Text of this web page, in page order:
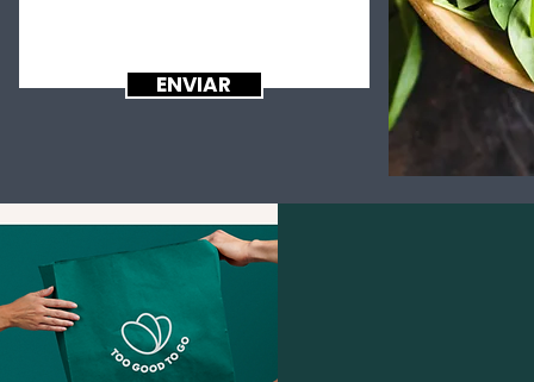
ENVIAR